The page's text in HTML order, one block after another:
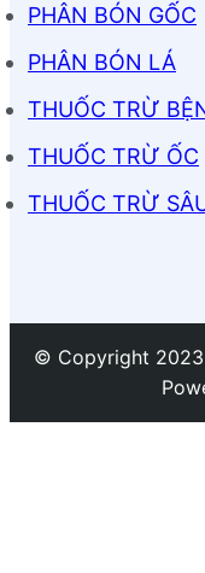
PHÂN BÓN GỐC
PHÂN BÓN LÁ
THUỐC TRỪ
THUỐC TRỪ ỐC
THUỐC TRỪ
© Copyright